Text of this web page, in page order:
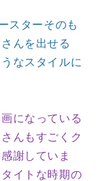
スターそのも
んを出せる
なスタイルに
になっている
んもすごくク
謝していま
イトな時期の